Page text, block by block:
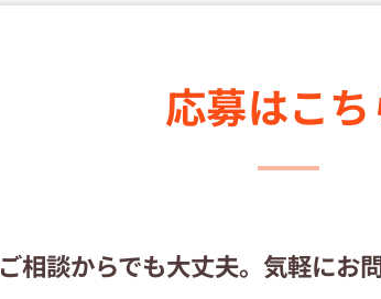
応募はこち
ご相談からでも大丈夫。気軽にお